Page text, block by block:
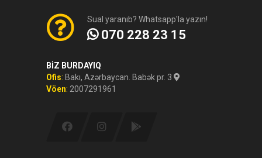
Sual yaranıb? Whatsapp'la yazın!
070 228 23 15
BİZ BURDAYIQ
Ofis: Bakı, Azərbaycan. Babək pr. 3
Vöen: 2007291961